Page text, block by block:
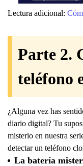
Lectura adicional:
Parte 2.
teléfono
¿Alguna vez has
diario digital? Tu
misterio en nuestra
detectar un teléfono
La batería